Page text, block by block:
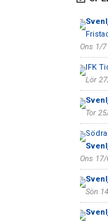
Ons 1/
IFK
Lör
Tor
Ons
Sön